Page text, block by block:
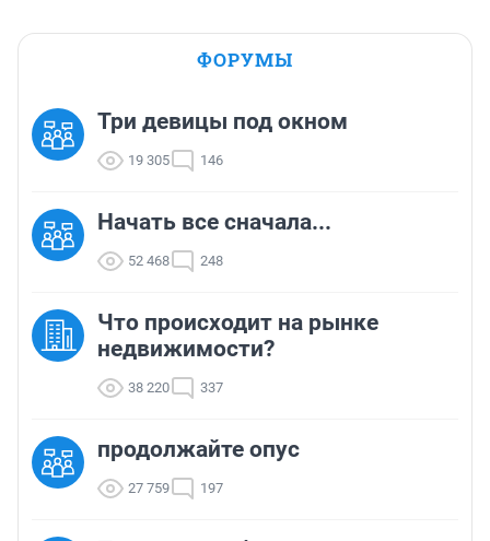
ФОРУМЫ
Три девицы под окном
19 305 146
Начать все сначала...
52 468 248
Что происходит на рынке
недвижимости?
38 220 337
продолжайте опус
27 759 197